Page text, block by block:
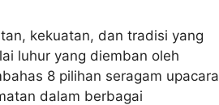
kekuatan, dan tradisi yang
luhur yang diemban oleh
8 pilihan seragam upacara
dalam berbagai